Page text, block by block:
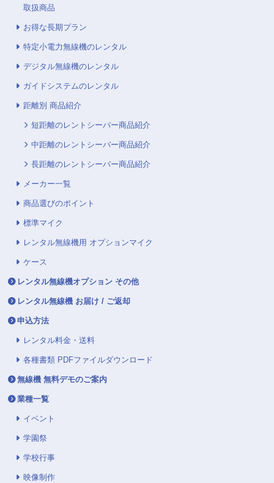
取扱商品
お得な長期プラン
特定小電力無線機のレンタル
デジタル無線機のレンタル
ガイドシステムのレンタル
距離別 商品紹介
短距離のレントシーバー商品紹介
中距離のレントシーバー商品紹介
長距離のレントシーバー商品紹介
メーカー一覧
商品選びのポイント
標準マイク
レンタル無線機用 オプションマイク
ケース
レンタル無線機オプション その他
レンタル無線機 お届け / ご返却
申込方法
レンタル料金・送料
各種書類 PDFファイルダウンロード
無線機 無料デモのご案内
業種一覧
イベント
学園祭
学校行事
映像制作